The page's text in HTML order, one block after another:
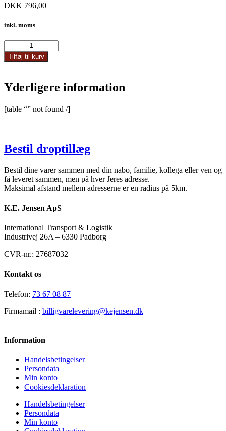
DKK 796,00
inkl. moms
antal
Tilføj til kurv
Yderligere information
[table “” not found /]
Bestil droptillæg
Bestil dine varer sammen med din nabo, familie, kollega eller ven og
få leveret sammen, men på hver Jeres adresse.
Maksimal afstand mellem adresserne er en radius på 5km.
K.E. Jensen ApS
International Transport & Logistik
Industrivej 26A – 6330 Padborg
CVR-nr.: 27687032
Kontakt os
Telefon: 73 67 08 87
Firmamail : billigvarelevering@kejensen.dk
Information
Handelsbetingelser
Persondata
Min konto
Cookiesdeklaration
Handelsbetingelser
Persondata
Min konto